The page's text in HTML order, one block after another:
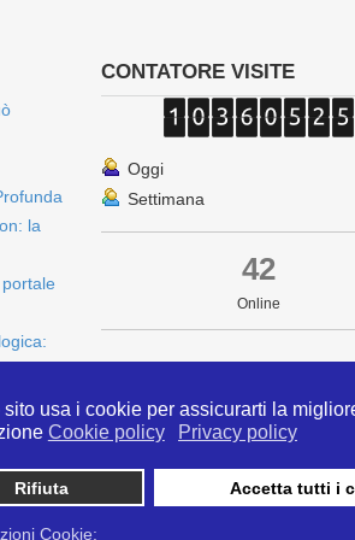
sito usa i cookie per assicurarti la
Cookie policy Privacy policy
Rifiuta Accetta tutti i
Cookie:
la
CONTATORE VISITE
Oggi
Settimana
42
Online
info@ipertermiaitalia.it tel. 331/9584817 . Il
diramato nel rispetto delle Linee Guida